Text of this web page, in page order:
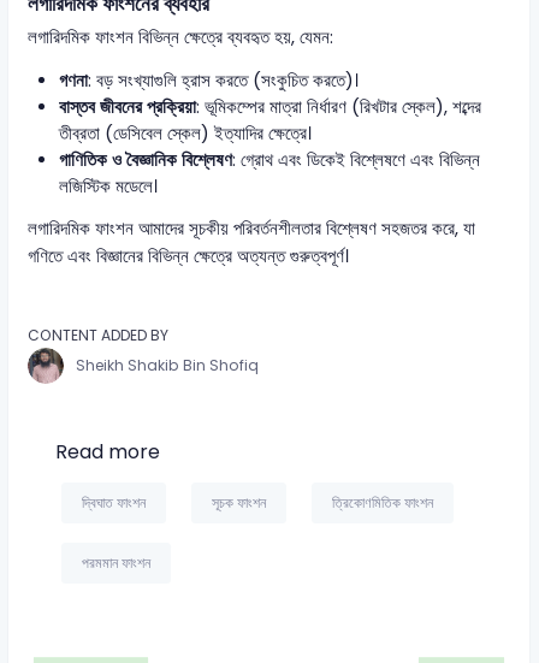
লগারিদমিক ফাংশন বিভিন্ন ক্ষেত্রে ব্যবহৃত হয়, যেমন:
গণনা: বড় সংখ্যাগুলি হ্রাস করতে (সংকুচিত করতে)।
বাস্তব জীবনের প্রক্রিয়া: ভূমিকম্পের মাত্রা নির্ধারণ (রিখটার স্কেল), শব্দের
তীব্রতা (ডেসিবেল স্কেল) ইত্যাদির ক্ষেত্রে।
গাণিতিক ও বৈজ্ঞানিক বিশ্লেষণ: গ্রোথ এবং ডিকেই বিশ্লেষণে এবং বিভিন্ন
লজিস্টিক মডেলে।
লগারিদমিক ফাংশন আমাদের সূচকীয় পরিবর্তনশীলতার বিশ্লেষণ সহজতর করে, যা
গণিতে এবং বিজ্ঞানের বিভিন্ন ক্ষেত্রে অত্যন্ত গুরুত্বপূর্ণ।
CONTENT ADDED BY
Sheikh Shakib Bin Shofiq
Read more
দ্বিঘাত ফাংশন সূচক ফাংশন ত্রিকোণমিতিক ফাংশন
পরমমান ফাংশন